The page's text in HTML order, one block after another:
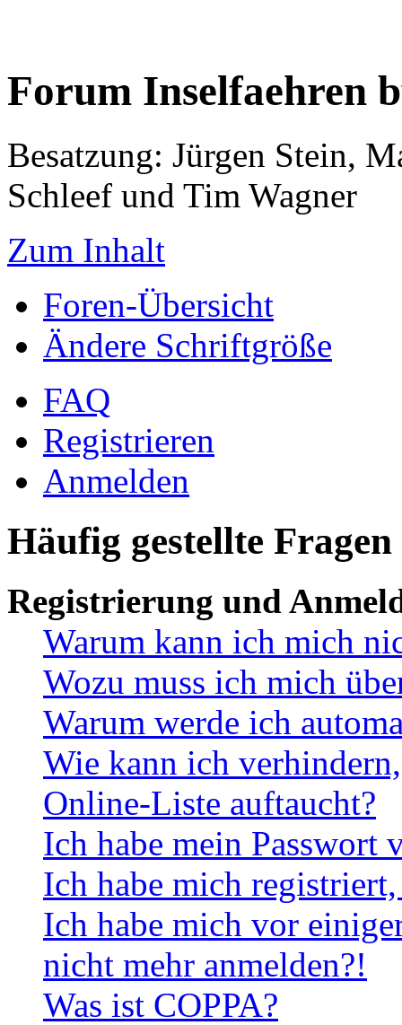
Forum Inselfaehren
Besatzung: Jürgen Stein,
Schleef und Tim Wagner
Zum Inhalt
Foren-Übersicht
Ändere Schriftgröße
FAQ
Registrieren
Anmelden
Häufig gestellte Fragen
Registrierung und
Warum kann ich mich
Wozu muss ich mich
Warum werde ich
Wie kann ich
Online-Liste auftaucht?
Ich habe mein Passwort
Ich habe mich
Ich habe mich vor
nicht mehr anmelden?!
Was ist COPPA?